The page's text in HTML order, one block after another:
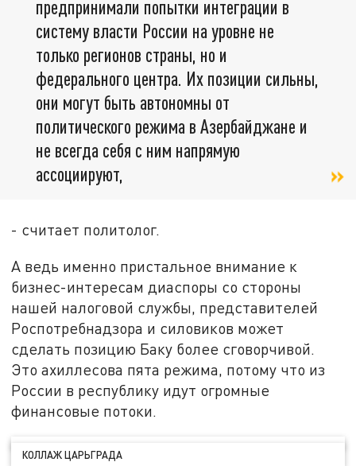
предпринимали попытки интеграции в
систему власти России на уровне не
только регионов страны, но и
федерального центра. Их позиции сильны,
они могут быть автономны от
политического режима в Азербайджане и
не всегда себя с ним напрямую
ассоциируют,
- считает политолог.
А ведь именно пристальное внимание к
бизнес-интересам диаспоры со стороны
нашей налоговой службы, представителей
Роспотребнадзора и силовиков может
сделать позицию Баку более сговорчивой.
Это ахиллесова пята режима, потому что из
России в республику идут огромные
финансовые потоки.
КОЛЛАЖ ЦАРЬГРАДА